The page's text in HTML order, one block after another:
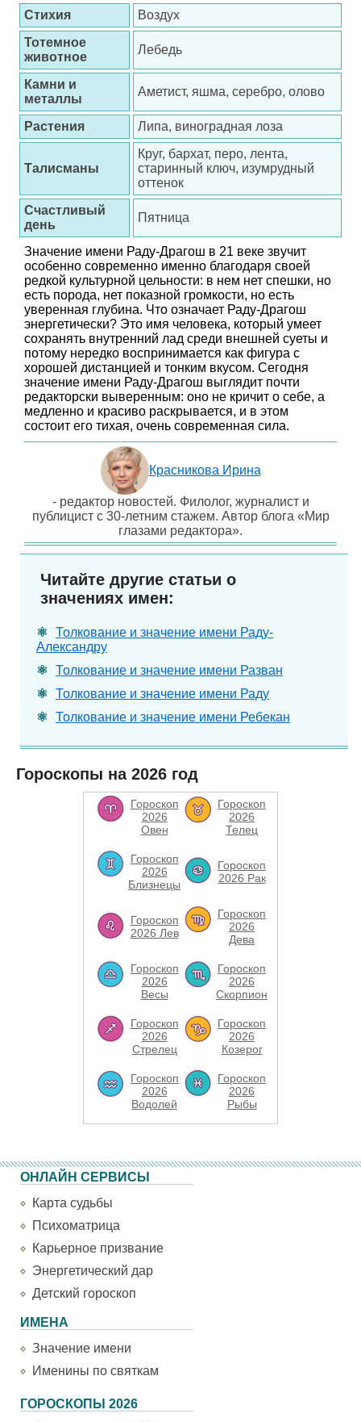
Стихия
Воздух
Тотемное
животное
Лебедь
Камни и
металлы
Аметист, яшма, серебро, олово
Растения Липа, виноградная лоза
Талисманы
Круг, бархат, перо, лента,
старинный ключ, изумрудный
оттенок
Счастливый
день
Пятница
Значение имени Раду-Драгош в 21 веке звучит
особенно современно именно благодаря своей
редкой культурной цельности: в нем нет спешки, но
есть порода, нет показной громкости, но есть
уверенная глубина. Что означает Раду-Драгош
энергетически? Это имя человека, который умеет
сохранять внутренний лад среди внешней суеты и
потому нередко воспринимается как фигура с
хорошей дистанцией и тонким вкусом. Сегодня
значение имени Раду-Драгош выглядит почти
редакторски выверенным: оно не кричит о себе, а
медленно и красиво раскрывается, и в этом
состоит его тихая, очень современная сила.
Красникова Ирина
- редактор новостей. Филолог, журналист и
публицист с 30-летним стажем. Автор блога «Мир
глазами редактора».
Читайте другие статьи о
значениях имен:
Толкование и значение имени Раду-
Александру
Толкование и значение имени Разван
Толкование и значение имени Раду
Толкование и значение имени Ребекан
Гороскопы на 2026 год
Гороскоп
2026
Овен
Гороскоп
2026
Телец
Гороскоп
2026
Близнецы
Гороскоп
2026 Рак
Гороскоп
2026 Лев
Гороскоп
2026
Дева
Гороскоп
2026
Весы
Гороскоп
2026
Скорпион
Гороскоп
2026
Стрелец
Гороскоп
2026
Козерог
Гороскоп
2026
Водолей
Гороскоп
2026
Рыбы
ОНЛАЙН СЕРВИСЫ
Карта судьбы
Психоматрица
Карьерное призвание
Энергетический дар
Детский гороскоп
ИМЕНА
Значение имени
Именины по святкам
ГОРОСКОПЫ 2026